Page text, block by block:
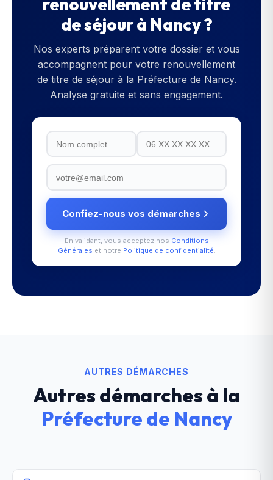
de séjourà Nancy?
Nos experts préparent votre dossier et vous
accompagnent pour votre renouvellement
de titre de séjourà la Préfecture de Nancy.
Analyse gratuite et sans engagement.
Confiez-nous vos démarches
En validant, vous acceptez nos Conditions
Générales et notre Politique de confidentialité.
AUTRES DÉMARCHES
Autres démarches à la
Préfecture de Nancy